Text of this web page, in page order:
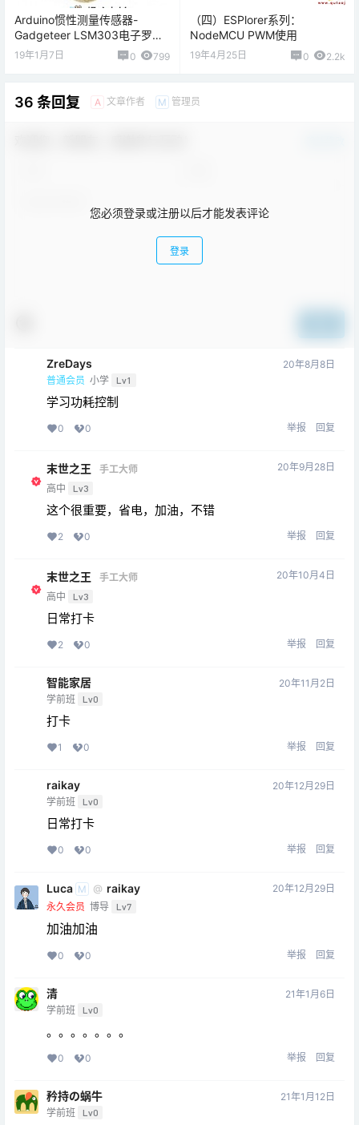
Arduino惯性测量传感器-
Gadgeteer LSM303电子罗盘
传感器
19年1月7日 0 799
（四）ESPlorer系列：
NodeMCU PWM使用
19年4月25日 0 2.2k
36 条回复 A 文章作者 M 管理员
您必须登录或注册以后才能发表评论
登录
ZreDays
普通会员 小学 Lv1
20年8月8日
学习功耗控制
0 0 举报 回复
末世之王
手工大师
高中
Lv3
20年9月28日
这个很重要，省电，加油，不错
2 0 举报 回复
末世之王
手工大师
高中
Lv3
20年10月4日
日常打卡
2 0 举报 回复
智能家居
学前班 Lv0
20年11月2日
打卡
1 0 举报 回复
raikay
学前班 Lv0
20年12月29日
日常打卡
0 0 举报 回复
Luca M @ raikay
永久会员 博导 Lv7
20年12月29日
加油加油
0 0 举报 回复
清
学前班 Lv0
21年1月6日
。。。。。。。
0 0 举报 回复
矜持の蜗牛
学前班 Lv0
21年1月12日